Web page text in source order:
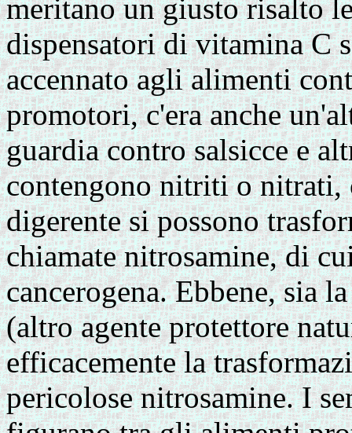
meritano un giusto risalto
dispensatori di vitamina C
accennato agli alimenti
promotori, c'era anche
guardia contro salsicce e
contengono nitriti o nitrati,
digerente si possono
chiamate nitrosamine, di
cancerogena. Ebbene, sia
(altro agente protettore
efficacemente la
pericolose nitrosamine. I